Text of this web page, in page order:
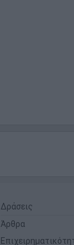
Δράσεις
Άρθρα